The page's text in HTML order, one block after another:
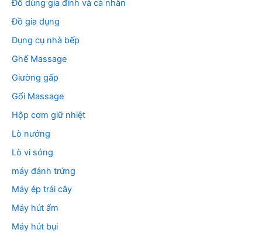
Đồ dùng gia đình và cá nhân
Đồ gia dụng
Dụng cụ nhà bếp
Ghế Massage
Giường gấp
Gối Massage
Hộp cơm giữ nhiệt
Lò nướng
Lò vi sóng
máy đánh trứng
Máy ép trái cây
Máy hút ẩm
Máy hút bụi